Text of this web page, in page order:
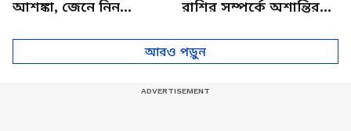
আশঙ্কা, জেনে নিন
রাশির সম্পর্কে অশান্তির
আজকের রাশিফল
আরও পড়ুন